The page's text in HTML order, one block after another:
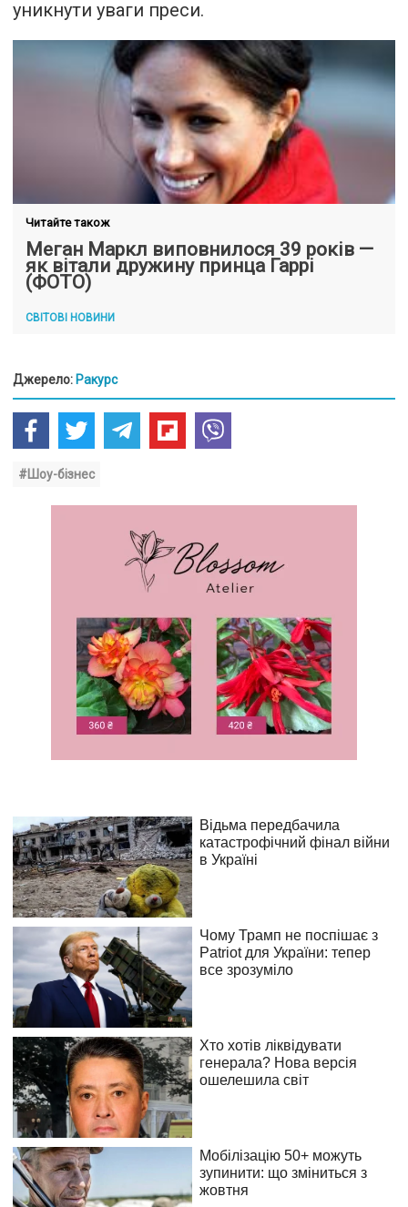
уникнути уваги преси.
Читайте також
Меган Маркл виповнилося 39 років —
як вітали дружину принца Гаррі
(ФОТО)
СВІТОВІ НОВИНИ
Джерело: Ракурс
#Шоу-бізнес